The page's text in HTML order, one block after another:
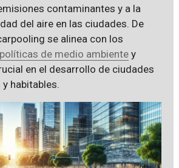
contaminantes y a la
del aire en las ciudades. De
se alinea con los
políticas de medio ambientey
en el desarrollo de ciudades
habitables.